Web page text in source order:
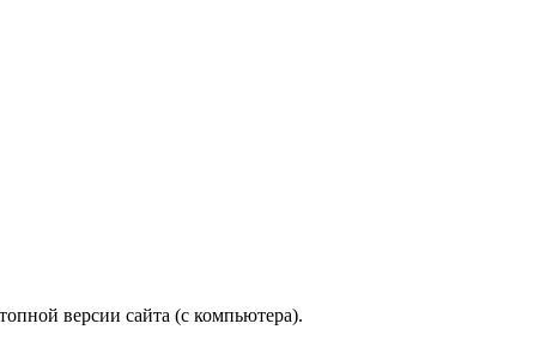
версии сайта (с компьютера).